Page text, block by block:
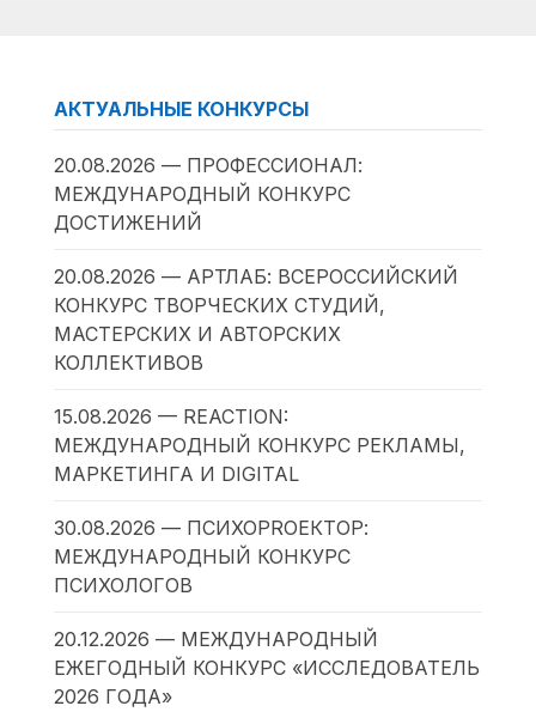
АКТУАЛЬНЫЕ КОНКУРСЫ
20.08.2026 — ПРОФЕССИОНАЛ:
МЕЖДУНАРОДНЫЙ КОНКУРС
ДОСТИЖЕНИЙ
20.08.2026 — АРТЛАБ: ВСЕРОССИЙСКИЙ
КОНКУРС ТВОРЧЕСКИХ СТУДИЙ,
МАСТЕРСКИХ И АВТОРСКИХ
КОЛЛЕКТИВОВ
15.08.2026 — REACTION:
МЕЖДУНАРОДНЫЙ КОНКУРС РЕКЛАМЫ,
МАРКЕТИНГА И DIGITAL
30.08.2026 — ПСИХОPROЕКТОР:
МЕЖДУНАРОДНЫЙ КОНКУРС
ПСИХОЛОГОВ
20.12.2026 — МЕЖДУНАРОДНЫЙ
ЕЖЕГОДНЫЙ КОНКУРС «ИССЛЕДОВАТЕЛЬ
2026 ГОДА»